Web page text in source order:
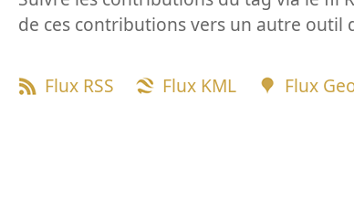
de ces contributions vers un autre outil
Flux RSS Flux KML Flux